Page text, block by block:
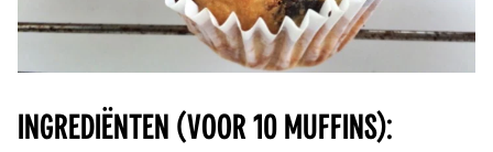
INGREDIËNTEN (voor 10 muffins):